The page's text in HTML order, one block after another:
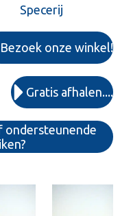
Specerij
Bezoek onze winkel!
Gratis afhalen....
ondersteunende